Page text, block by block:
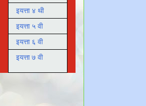
इयत्ता ४ थी
इयत्ता ५ वी
इयत्ता ६ वी
इयत्ता ७ वी